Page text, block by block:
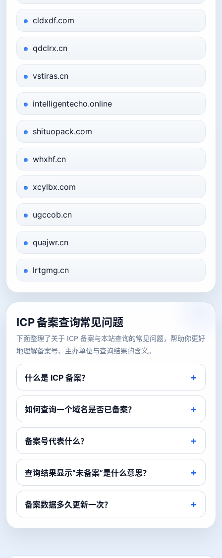
cldxdf.com
qdclrx.cn
vstiras.cn
intelligentecho.online
shituopack.com
whxhf.cn
xcylbx.com
ugccob.cn
quajwr.cn
lrtgmg.cn
ICP 备案查询常见问题
下面整理了关于 ICP 备案与本站查询的常见问题，帮助你更好
地理解备案号、主办单位与查询结果的含义。
什么是 ICP 备案？
如何查询一个域名是否已备案？
备案号代表什么？
查询结果显示“未备案”是什么意思？
备案数据多久更新一次？